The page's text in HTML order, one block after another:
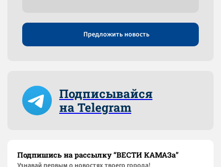
Предложить новость
Подписывайся
на Telegram
Подпишись на рассылку “ВЕСТИ КАМАЗа”